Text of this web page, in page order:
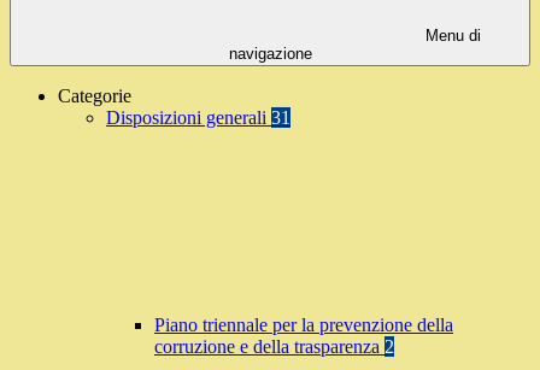
Menu di
navigazione
Categorie
Disposizioni generali 31
Piano triennale per la prevenzione della
corruzione e della trasparenza 2